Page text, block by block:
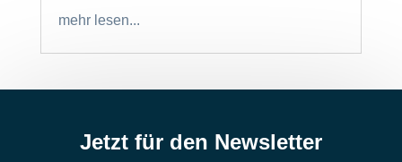
mehr lesen...
Jetzt für den Newsletter